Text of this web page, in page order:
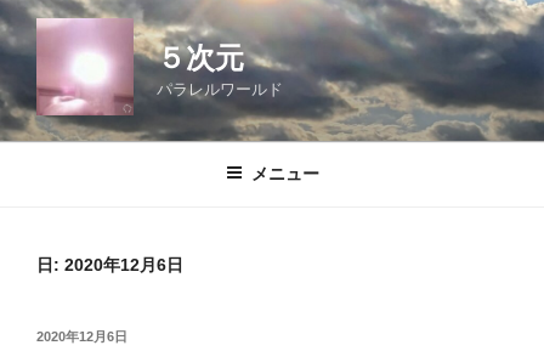
ン
ン
ツ
５次元
パラレルワールド
メニュー
日: 2020年12月6日
投
2020年12月6日